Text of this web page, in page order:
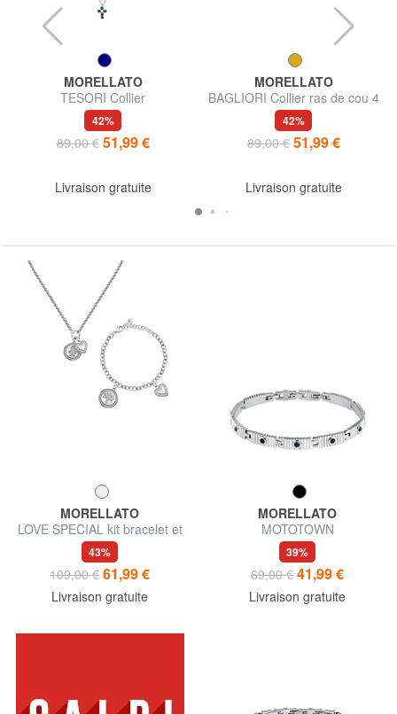
MORELLATO
TESORI Collier
42%
89,00 € 51,99 €
Livraison gratuite
MORELLATO
BAGLIORI Collier ras de cou 4
coeurs
42%
89,00 € 51,99 €
Livraison gratuite
MORELLATO
LOVE SPECIAL kit bracelet et
collier
43%
109,00 € 61,99 €
Livraison gratuite
MORELLATO
MOTOTOWN
39%
69,00 € 41,99 €
Livraison gratuite